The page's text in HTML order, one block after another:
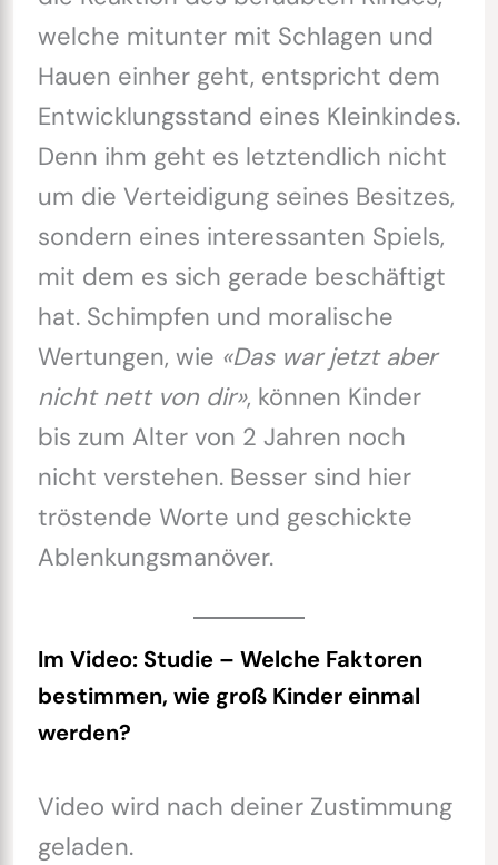
welche mitunter mit Schlagen und
Hauen einher geht, entspricht dem
Entwicklungsstand eines Kleinkindes.
Denn ihm geht es letztendlich nicht
um die Verteidigung seines Besitzes,
sondern eines interessanten Spiels,
mit dem es sich gerade beschäftigt
hat. Schimpfen und moralische
Wertungen, wie «Das war jetzt aber
nicht nett von dir», können Kinder
bis zum Alter von 2 Jahren noch
nicht verstehen. Besser sind hier
tröstende Worte und geschickte
Ablenkungsmanöver.
Im Video: Studie – Welche Faktoren
bestimmen, wie groß Kinder einmal
werden?
Video wird nach deiner Zustimmung
geladen.